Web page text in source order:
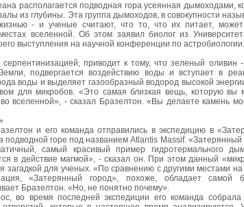
располагается подводная гора усеянная дымоходами,
из глубины. Эта группа дымоходов, в совокупности
- и ученые считают, что то, что их питает,
вселенной. Об этом заявил биолог из
выступления на научной конференции по астробиологии.
приводит к тому, что зеленый оливин -
подвергается воздействию воды и вступает в
воды и выделяет газообразный водород высокой
для микробов. «Это самая близкая вещь, которую вы
вселенной», - сказал Бразелтон. «Вы делаете камень
и его команда отправились в экспедицию в
подводной горе под названием Atlantis Massif. «Затерянный
самый красивый пример гидротермального
в действие магмой», - сказал он. При этом данный
загадкой для ученых. «По сравнению с другими местами
«Затерянный город», похоже, обладает самой
Бразелтон. «Но, не понятно почему».
во время последней экспедиции его команда